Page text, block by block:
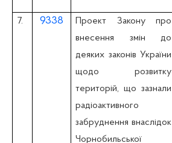
7. 9338
Проект Закону про
внесення змін до
деяких законів України
щодо розвитку
територій, що зазнали
радіоактивного
забруднення внаслідок
Чорнобильської